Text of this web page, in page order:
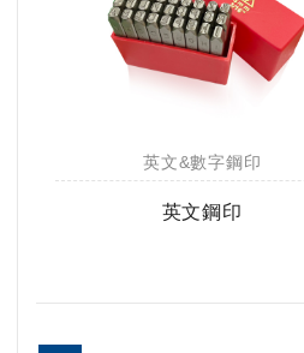
英文&數字鋼印
英文鋼印